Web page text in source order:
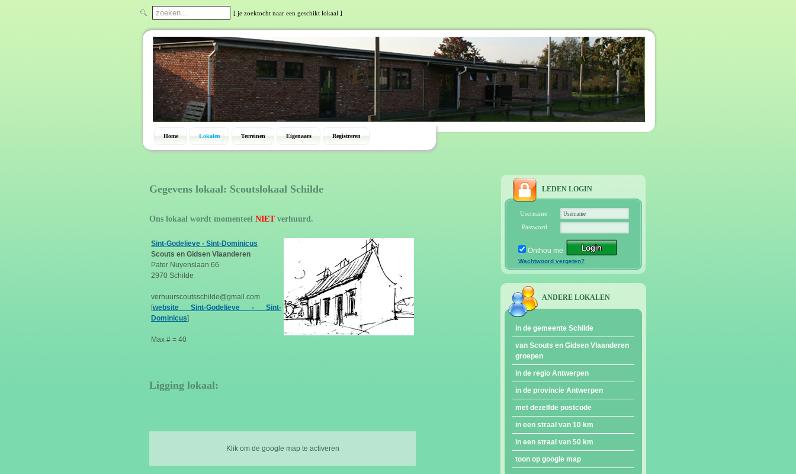
[ je zoektocht naar een geschikt lokaal ]
Home Lokalen Terreinen Eigenaars Registreren
Gegevens lokaal: Scoutslokaal Schilde
Ons lokaal wordt momenteel NIETverhuurd.
Sint-Godelieve - Sint-Dominicus
Scouts en Gidsen Vlaanderen
Pater Nuyenslaan 66
2970 Schilde
verhuurscoutsschilde@gmail.com
[website Sint-Godelieve - Sint-
Dominicus]
Max # = 40
Ligging lokaal:
Klik om de google map te activeren
LEDEN LOGIN
Username :
Password :
Onthou me
Wachtwoord vergeten?
ANDERE LOKALEN
in de gemeente Schilde
van Scouts en Gidsen Vlaanderen
groepen
in de regio Antwerpen
in de provincie Antwerpen
met dezelfde postcode
in een straal van 10 km
in een straal van 50 km
toon op google map